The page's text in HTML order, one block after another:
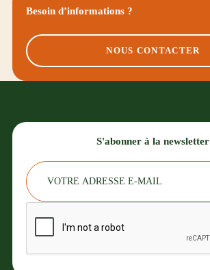
Besoin d’informations ?
NOUS CONTACTER
S'abonner à la newsletter